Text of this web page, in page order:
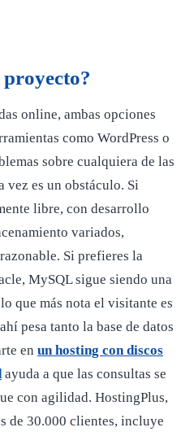
online, ambas opciones
como WordPress o
sobre cualquiera de las
vez es un obstáculo. Si
libre, con desarrollo
variados,
Si prefieres la
MySQL sigue siendo una
que más nota el visitante es
pesa tanto la base de datos
en un hosting con discos
ayuda a que las consultas se
con agilidad. HostingPlus,
de 30.000 clientes, incluye